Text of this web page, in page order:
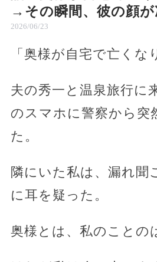
→その瞬間、彼の顔
2026/06/23
「奥様が自宅で亡くな
夫の秀一と温泉旅行に
のスマホに警察から突
た。
隣にいた私は、漏れ聞
に耳を疑った。
奥様とは、私のことの